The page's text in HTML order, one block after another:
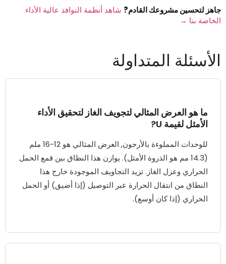
لتحسين مشروعك القادم?شاهد أنظمة النوافذ عالية الأداء
بنا →
المتداولة
ما هو العرض المثالي لتجويف الغاز لتحقيق الأداء
الأمثل لقيمة U?
للوحدات المملوءة بالأرجون, العرض المثالي هو 12-16 ملم
(14.3 مم هو الذروة الأمثل). يوازن هذا النطاق بين قمع الحمل
الحراري وعزل الغاز. تزيد التجاويف الموجودة خارج هذا
النطاق من انتقال الحرارة عبر التوصيل (إذا أضيق) أو الحمل
الحراري (إذا كان أوسع).